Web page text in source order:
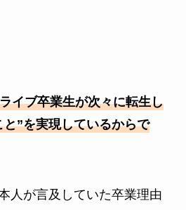
イブ卒業生が次々に転生し
”を実現しているからで
人が言及していた卒業理由